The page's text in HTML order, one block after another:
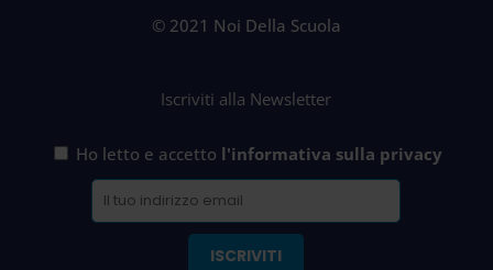
© 2021 Noi Della Scuola
Iscriviti alla Newsletter
Ho letto e accetto l'informativa sulla privacy